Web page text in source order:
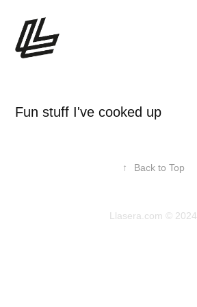
Fun stuff I've cooked up
↑ Back to Top
Llasera.com © 2024